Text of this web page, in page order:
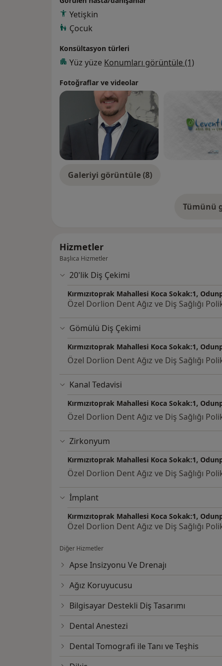
Yetişkin
Çocuk
Konsültasyon türleri
Yüz yüze Konumları görüntüle (1)
Fotoğraflar ve videolar
Galeriyi görüntüle (8)
Tümünü
Hizmetler
Başlıca Hizmetler
20'lik Diş Çekimi
Kırmızıtoprak Mahallesi Koca Sokak:1,
Özel Dorlion Dent Ağız ve Diş Sağlığı
Gömülü Diş Çekimi
Kırmızıtoprak Mahallesi Koca Sokak:1,
Özel Dorlion Dent Ağız ve Diş Sağlığı
Kanal Tedavisi
Kırmızıtoprak Mahallesi Koca Sokak:1,
Özel Dorlion Dent Ağız ve Diş Sağlığı
Zirkonyum
Kırmızıtoprak Mahallesi Koca Sokak:1,
Özel Dorlion Dent Ağız ve Diş Sağlığı
İmplant
Kırmızıtoprak Mahallesi Koca Sokak:1,
Özel Dorlion Dent Ağız ve Diş Sağlığı
Diğer Hizmetler
Apse Insizyonu Ve Drenajı
Ağız Koruyucusu
Bilgisayar Destekli Diş Tasarımı
Dental Anestezi
Dental Tomografi ile Tanı ve Teşhis